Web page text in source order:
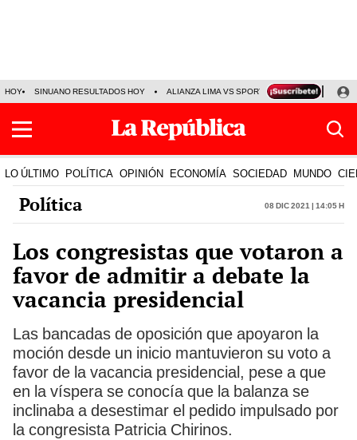
HOY SINUANO RESULTADOS HOY ALIANZA LIMA VS SPORT BOYS JORGE
LO ÚLTIMO POLÍTICA OPINIÓN ECONOMÍA SOCIEDAD MUNDO
Política 08 Dic 2021 | 14:05 h
Los congresistas que votaron a
favor de admitir a debate la
vacancia presidencial
Las bancadas de oposición que apoyaron la
moción desde un inicio mantuvieron su voto a
favor de la vacancia presidencial, pese a que
en la víspera se conocía que la balanza se
inclinaba a desestimar el pedido impulsado por
la congresista Patricia Chirinos.